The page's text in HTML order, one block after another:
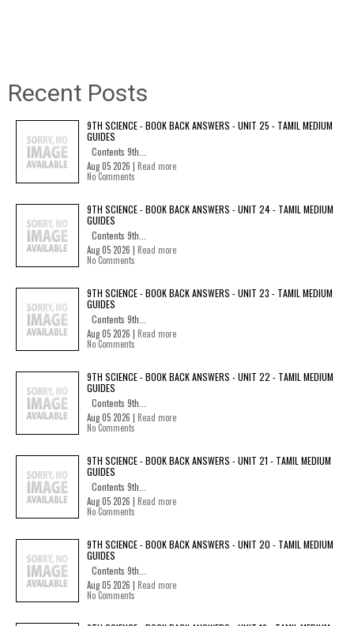
Recent Posts
9TH SCIENCE - BOOK BACK ANSWERS - UNIT 25 - TAMIL MEDIUM
GUIDES
Contents 9th...
Aug 05 2026 | Read more
No Comments
9TH SCIENCE - BOOK BACK ANSWERS - UNIT 24 - TAMIL MEDIUM
GUIDES
Contents 9th...
Aug 05 2026 | Read more
No Comments
9TH SCIENCE - BOOK BACK ANSWERS - UNIT 23 - TAMIL MEDIUM
GUIDES
Contents 9th...
Aug 05 2026 | Read more
No Comments
9TH SCIENCE - BOOK BACK ANSWERS - UNIT 22 - TAMIL MEDIUM
GUIDES
Contents 9th...
Aug 05 2026 | Read more
No Comments
9TH SCIENCE - BOOK BACK ANSWERS - UNIT 21 - TAMIL MEDIUM
GUIDES
Contents 9th...
Aug 05 2026 | Read more
No Comments
9TH SCIENCE - BOOK BACK ANSWERS - UNIT 20 - TAMIL MEDIUM
GUIDES
Contents 9th...
Aug 05 2026 | Read more
No Comments